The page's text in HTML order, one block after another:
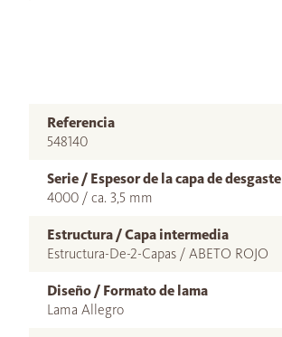
Referencia
548140
Serie / Espesor de la capa de desgaste
4000 / ca. 3,5 mm
Estructura / Capa intermedia
Estructura-De-2-Capas / ABETO ROJO
Diseño / Formato de lama
Lama Allegro